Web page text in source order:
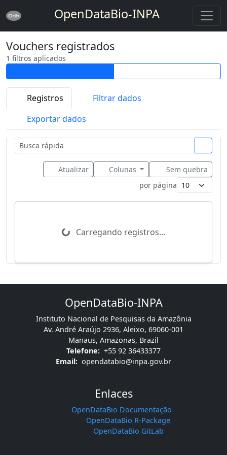
OpenDataBio-INPA
Vouchers registrados
1 filtros aplicados
Registros
Filtrar dados
Exportar dados
Atualizar Colunas
Sem quebra
por página
Carregando registros...
OpenDataBio-INPA
Instituto Nacional de Pesquisas da Amazônia
Av. André Araújo 2936, Aleixo, 69060-001
Manaus, Amazonas, Brazil
Telefone: +55 92 36433377
Email: opendatabio@inpa.gov.br
Enlaces
OpenDataBio Documentação
OpenDataBio R-Package
OpenDataBio GitLab